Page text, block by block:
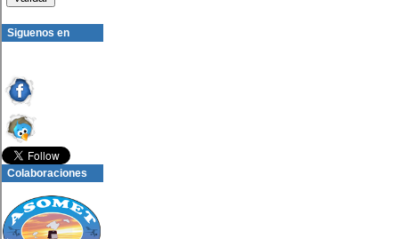
Siguenos en
Colaboraciones